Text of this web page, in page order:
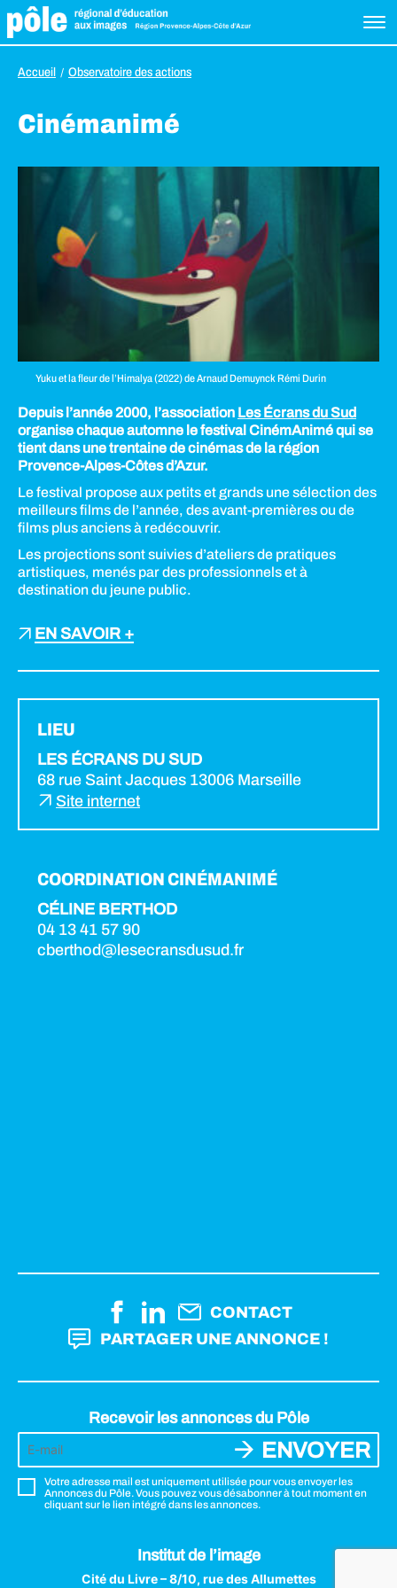
Accueil Observatoire des actions
Cinémanimé
Yuku et la fleur de l’Himalya (2022) de Arnaud Demuynck Rémi Durin
Depuis l’année 2000, l’association Les Écrans du Sud
organise chaque automne le festival CinémAnimé qui se
tient dans une trentaine de cinémas de la région
Provence-Alpes-Côtes d’Azur.
Le festival propose aux petits et grands une sélection des
meilleurs films de l’année, des avant-premières ou de
films plus anciens à redécouvrir.
Les projections sont suivies d’ateliers de pratiques
artistiques, menés par des professionnels et à
destination du jeune public.
EN SAVOIR +
LIEU
LES ÉCRANS DU SUD
68 rue Saint Jacques 13006 Marseille
Site internet
COORDINATION CINÉMANIMÉ
CÉLINE BERTHOD
04 13 41 57 90
cberthod@lesecransdusud.fr
CONTACT
PARTAGER UNE ANNONCE !
Recevoir les annonces du Pôle
Votre adresse mail est uniquement utilisée pour vous envoyer les
Annonces du Pôle. Vous pouvez vous désabonner à tout moment en
cliquant sur le lien intégré dans les annonces.
ENVOYER
Institut de l’image
Cité du Livre – 8/10, rue des Allumettes